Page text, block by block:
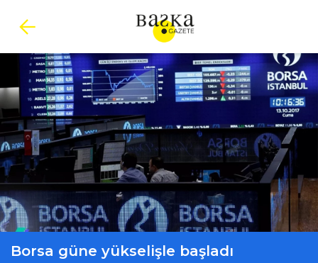
Borsa güne yükselişle başladı